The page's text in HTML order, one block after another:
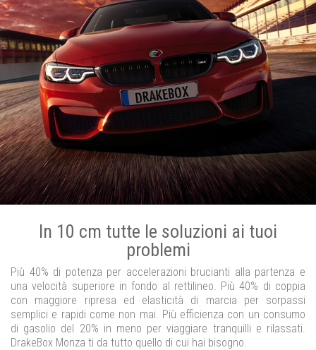
In 10 cm tutte le soluzioni ai tuoi
problemi
Più 40% di potenza per accelerazioni brucianti alla partenza e
una velocità superiore in fondo al rettilineo. Più 40% di coppia
con maggiore ripresa ed elasticità di marcia per sorpassi
semplici e rapidi come non mai. Più efficienza con un consumo
di gasolio del 20% in meno per viaggiare tranquilli e rilassati.
DrakeBox Monza ti da tutto quello di cui hai bisogno.